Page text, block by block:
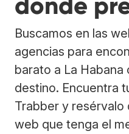
Buscamos en las
agencias para
barato a La Habana
destino. Encuentra
Trabber y resérvalo
web que tenga el